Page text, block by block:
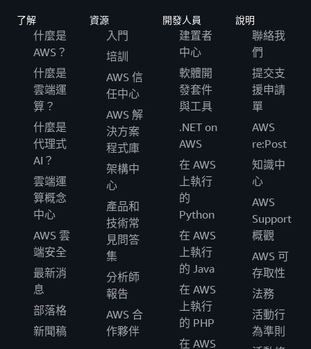
了解
什麼是
AWS？
什麼是
雲端運
算？
什麼是
代理式
AI？
雲端運
算概念
中心
AWS 雲
端安全
最新消
息
部落格
新聞稿
資源
入門
培訓
AWS 信
任中心
AWS 解
決方案
程式庫
架構中
心
產品和
技術常
見問答
集
分析師
報告
AWS 合
作夥伴
開發人員
建置者
中心
軟體開
發套件
與工具
.NET on
AWS
在 AWS
上執行
的
Python
在 AWS
上執行
的 Java
在 AWS
上執行
的 PHP
在 AWS
說明
聯絡我
們
提交支
援申請
單
AWS
re:Post
知識中
心
AWS
Support
概觀
AWS 可
存取性
法務
活動行
為準則